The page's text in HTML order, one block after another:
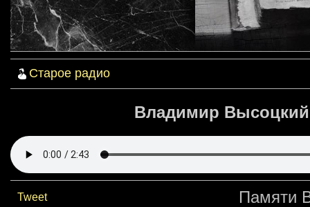
Старое радио
Владимир
Tweet Памяти